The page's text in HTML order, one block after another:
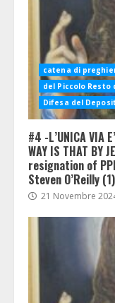
catena di
del Piccolo Resto
Difesa del
#4 -L’UNICA VIA
WAY IS THAT BY
resignation of
Steven O’Reilly
21 Novembre